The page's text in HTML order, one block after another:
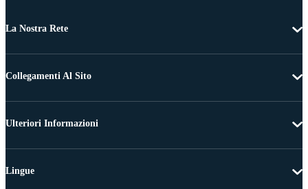
La Nostra Rete
Collegamenti Al Sito
Ulteriori Informazioni
Lingue